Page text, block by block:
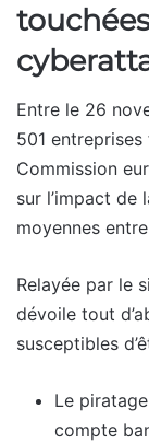
Entre le 26
501
Commission
sur l’impact de
moyennes
Relayée par le
dévoile tout
susceptibles
Le
compte